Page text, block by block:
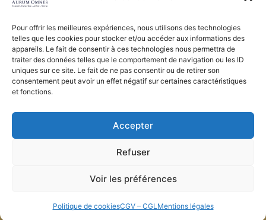
Pour offrir les meilleures expériences, nous utilisons des technologies
telles que les cookies pour stocker et/ou accéder aux informations des
appareils. Le fait de consentir à ces technologies nous permettra de
traiter des données telles que le comportement de navigation ou les ID
uniques sur ce site. Le fait de ne pas consentir ou de retirer son
consentement peut avoir un effet négatif sur certaines caractéristiques
et fonctions.
Accepter
Refuser
Voir les préférences
Politique de cookiesCGV – CGLMentions légales
Ajouter au panier
CGV - CGL
Copyright © 2026 Aurum Omnes